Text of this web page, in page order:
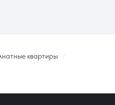
квартиры